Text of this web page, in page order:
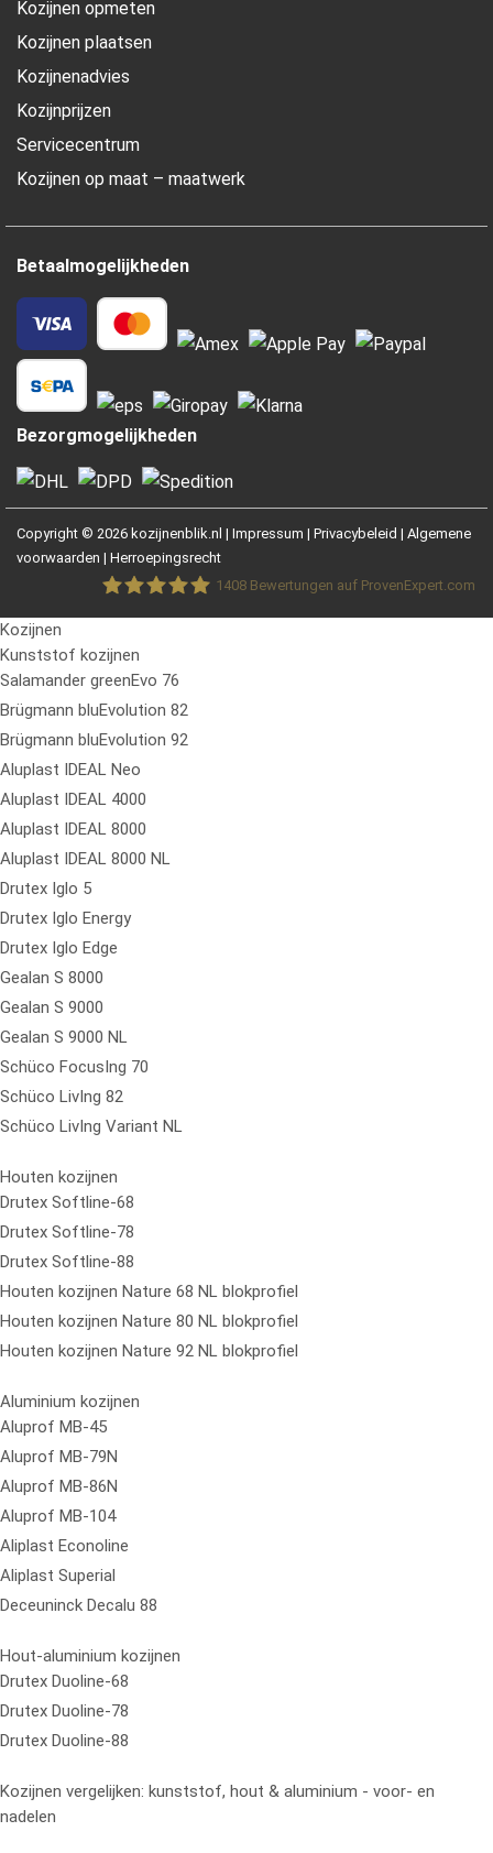
Kozijnen opmeten
Kozijnen plaatsen
Kozijnenadvies
Kozijnprijzen
Servicecentrum
Kozijnen op maat – maatwerk
Betaalmogelijkheden
Bezorgmogelijkheden
Copyright © 2026 kozijnenblik.nl | Impressum | Privacybeleid | Algemene
voorwaarden | Herroepingsrecht
Fensterblick GmbH &Co.KG
1408Bewertungen auf ProvenExpert.com
Kozijnen
Kunststof kozijnen
Salamander greenEvo 76
Brügmann bluEvolution 82
Brügmann bluEvolution 92
Aluplast IDEAL Neo
Aluplast IDEAL 4000
Aluplast IDEAL 8000
Aluplast IDEAL 8000 NL
Drutex Iglo 5
Drutex Iglo Energy
Drutex Iglo Edge
Gealan S 8000
Gealan S 9000
Gealan S 9000 NL
Schüco FocusIng 70
Schüco LivIng 82
Schüco LivIng Variant NL
Houten kozijnen
Drutex Softline-68
Drutex Softline-78
Drutex Softline-88
Houten kozijnen Nature 68 NL blokprofiel
Houten kozijnen Nature 80 NL blokprofiel
Houten kozijnen Nature 92 NL blokprofiel
Aluminium kozijnen
Aluprof MB-45
Aluprof MB-79N
Aluprof MB-86N
Aluprof MB-104
Aliplast Econoline
Aliplast Superial
Deceuninck Decalu 88
Hout-aluminium kozijnen
Drutex Duoline-68
Drutex Duoline-78
Drutex Duoline-88
Kozijnen vergelijken: kunststof, hout & aluminium - voor- en
nadelen